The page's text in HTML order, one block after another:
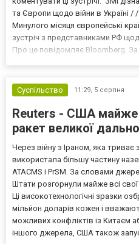
та Європи щодо війни в Україні /
Минулого місяця європейські
зустріч з представниками РФ
Про це повідомляє Bloomberg.
Суспільство
11:29, 5 серпня
Reuters - США майже
ракет великої
Через війну з Іраном, яка
використала більшу частину
ATACMS і PrSM. За словами
Штати розгорнули майже всі
Ці високотехнологічні зразки
мільйон доларів кожен і
можливих конфліктів із Китаєм
іншого джерела, США також